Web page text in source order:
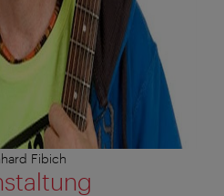
Fibich